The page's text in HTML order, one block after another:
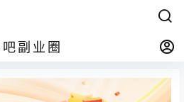
吧副业圈